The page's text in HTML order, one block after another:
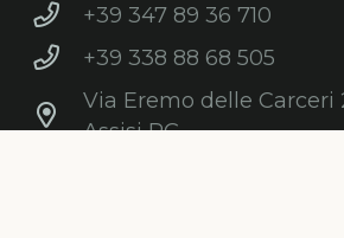
+39 347 89 36 710
+39 338 88 68 505
Via Eremo delle Carceri
Assisi PG